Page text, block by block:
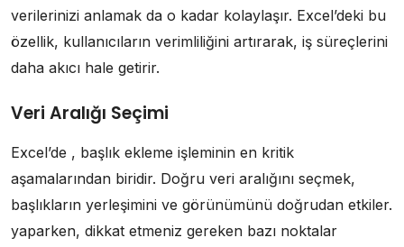
verilerinizi anlamak da o kadar kolaylaşır. Excel’deki bu
özellik, kullanıcıların verimliliğini artırarak, iş süreçlerini
daha akıcı hale getirir.
Veri Aralığı Seçimi
Excel’de , başlık ekleme işleminin en kritik
aşamalarından biridir. Doğru veri aralığını seçmek,
başlıkların yerleşimini ve görünümünü doğrudan etkiler.
yaparken, dikkat etmeniz gereken bazı noktalar